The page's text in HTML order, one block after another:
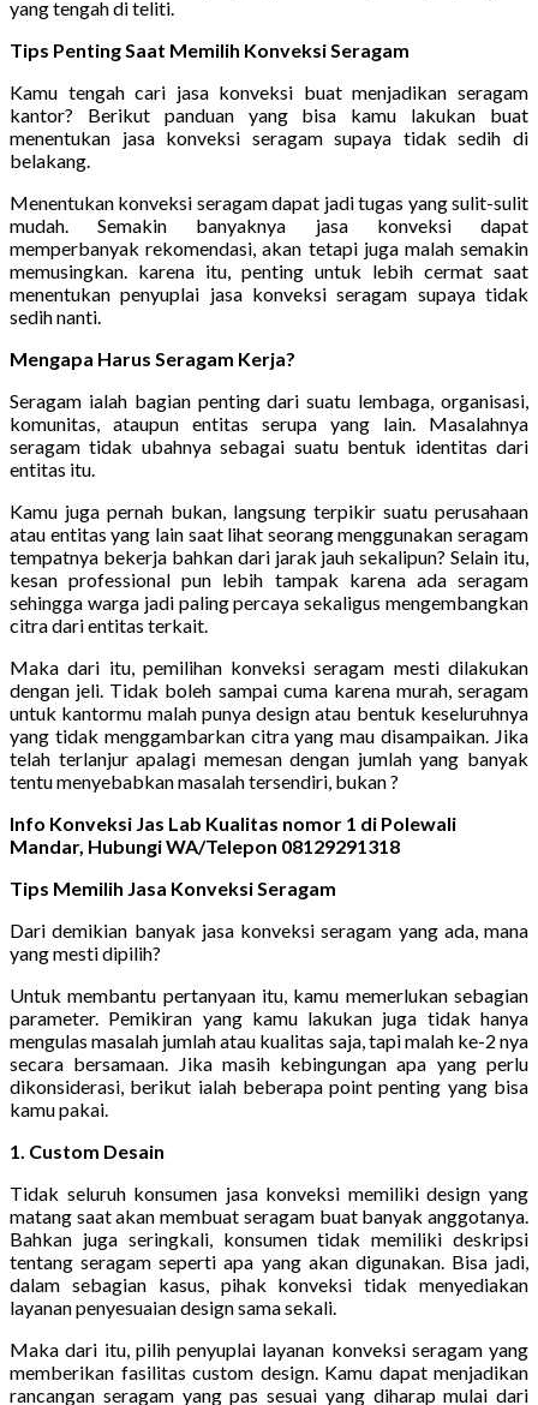
yang tengah di teliti.
Tips Penting Saat Memilih Konveksi Seragam
Kamu tengah cari jasa konveksi buat menjadikan seragam
kantor? Berikut panduan yang bisa kamu lakukan buat
menentukan jasa konveksi seragam supaya tidak sedih di
belakang.
Menentukan konveksi seragam dapat jadi tugas yang sulit-sulit
mudah. Semakin banyaknya jasa konveksi dapat
memperbanyak rekomendasi, akan tetapi juga malah semakin
memusingkan. karena itu, penting untuk lebih cermat saat
menentukan penyuplai jasa konveksi seragam supaya tidak
sedih nanti.
Mengapa Harus Seragam Kerja?
Seragam ialah bagian penting dari suatu lembaga, organisasi,
komunitas, ataupun entitas serupa yang lain. Masalahnya
seragam tidak ubahnya sebagai suatu bentuk identitas dari
entitas itu.
Kamu juga pernah bukan, langsung terpikir suatu perusahaan
atau entitas yang lain saat lihat seorang menggunakan seragam
tempatnya bekerja bahkan dari jarak jauh sekalipun? Selain itu,
kesan professional pun lebih tampak karena ada seragam
sehingga warga jadi paling percaya sekaligus mengembangkan
citra dari entitas terkait.
Maka dari itu, pemilihan konveksi seragam mesti dilakukan
dengan jeli. Tidak boleh sampai cuma karena murah, seragam
untuk kantormu malah punya design atau bentuk keseluruhnya
yang tidak menggambarkan citra yang mau disampaikan. Jika
telah terlanjur apalagi memesan dengan jumlah yang banyak
tentu menyebabkan masalah tersendiri, bukan ?
Info Konveksi Jas Lab Kualitas nomor 1 di Polewali
Mandar, Hubungi WA/Telepon 08129291318
Tips Memilih Jasa Konveksi Seragam
Dari demikian banyak jasa konveksi seragam yang ada, mana
yang mesti dipilih?
Untuk membantu pertanyaan itu, kamu memerlukan sebagian
parameter. Pemikiran yang kamu lakukan juga tidak hanya
mengulas masalah jumlah atau kualitas saja, tapi malah ke-2 nya
secara bersamaan. Jika masih kebingungan apa yang perlu
dikonsiderasi, berikut ialah beberapa point penting yang bisa
kamu pakai.
1. Custom Desain
Tidak seluruh konsumen jasa konveksi memiliki design yang
matang saat akan membuat seragam buat banyak anggotanya.
Bahkan juga seringkali, konsumen tidak memiliki deskripsi
tentang seragam seperti apa yang akan digunakan. Bisa jadi,
dalam sebagian kasus, pihak konveksi tidak menyediakan
layanan penyesuaian design sama sekali.
Maka dari itu, pilih penyuplai layanan konveksi seragam yang
memberikan fasilitas custom design. Kamu dapat menjadikan
rancangan seragam yang pas sesuai yang diharap mulai dari